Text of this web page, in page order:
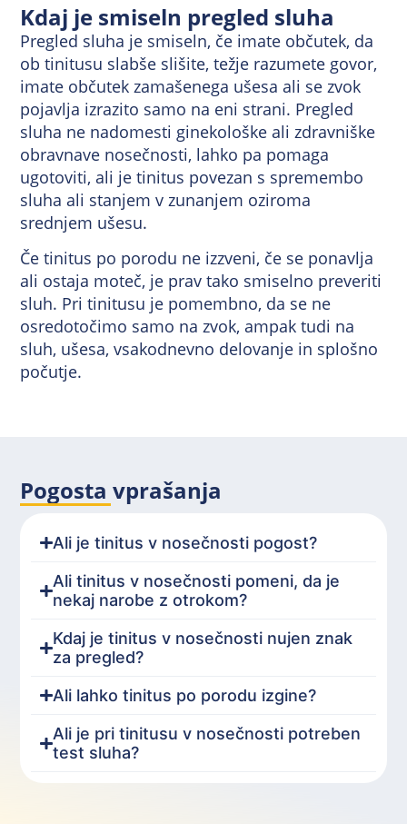
Kdaj je smiseln pregled sluha
Pregled sluha je smiseln, če imate občutek, da
ob tinitusu slabše slišite, težje razumete govor,
imate občutek zamašenega ušesa ali se zvok
pojavlja izrazito samo na eni strani. Pregled
sluha ne nadomesti ginekološke ali zdravniške
obravnave nosečnosti, lahko pa pomaga
ugotoviti, ali je tinitus povezan s spremembo
sluha ali stanjem v zunanjem oziroma
srednjem ušesu.
Če tinitus po porodu ne izzveni, če se ponavlja
ali ostaja moteč, je prav tako smiselno preveriti
sluh. Pri tinitusu je pomembno, da se ne
osredotočimo samo na zvok, ampak tudi na
sluh, ušesa, vsakodnevno delovanje in splošno
počutje.
Pogosta vprašanja
Ali je tinitus v nosečnosti pogost?
Ali tinitus v nosečnosti pomeni, da je
nekaj narobe z otrokom?
Kdaj je tinitus v nosečnosti nujen znak
za pregled?
Ali lahko tinitus po porodu izgine?
Ali je pri tinitusu v nosečnosti potreben
test sluha?